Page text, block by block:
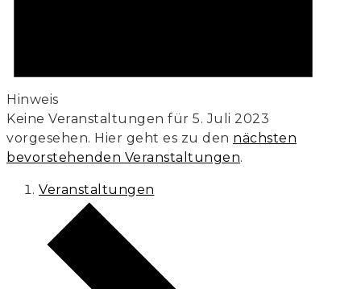
Hinweis
Keine Veranstaltungen für 5. Juli 2023
vorgesehen. Hier geht es zu den nächsten
bevorstehenden Veranstaltungen.
Veranstaltungen